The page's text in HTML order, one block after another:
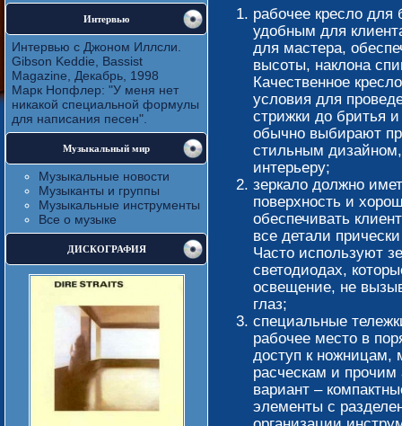
Интервью
Интервью с Джоном Иллсли.
Gibson Keddie, Bassist
Magazine, Декабрь, 1998
Марк Нопфлер: "У меня нет
никакой специальной формулы
для написания песен".
Музыкальный мир
Музыкальные новости
Музыканты и группы
Музыкальные инструменты
Все о музыке
ДИСКОГРАФИЯ
рабочее кресло для
удобным для
для мастера,
высоты, наклона
Качественное
условия для
стрижки до бритья
обычно выбирают
стильным
интерьеру;
зеркало должно
поверхность и
обеспечивать
все детали
Часто используют
светодиодах,
освещение, не
глаз;
специальные
рабочее место в
доступ к ножницам,
расческам и
вариант –
элементы с